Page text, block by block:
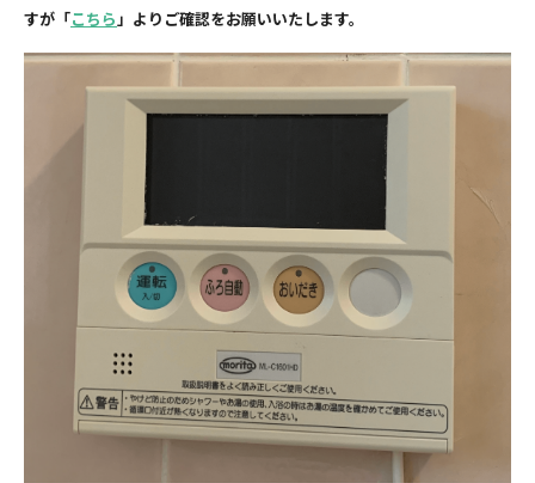
すが「こちら」よりご確認をお願いいたします。